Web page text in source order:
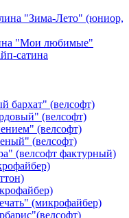
"Зима-Лето" (юниор,
"Мои любимые"
сатина
бархат" (велсофт)
(велсофт)
(велсофт)
(велсофт)
(велсофт фактурный)
(микрофайбер)